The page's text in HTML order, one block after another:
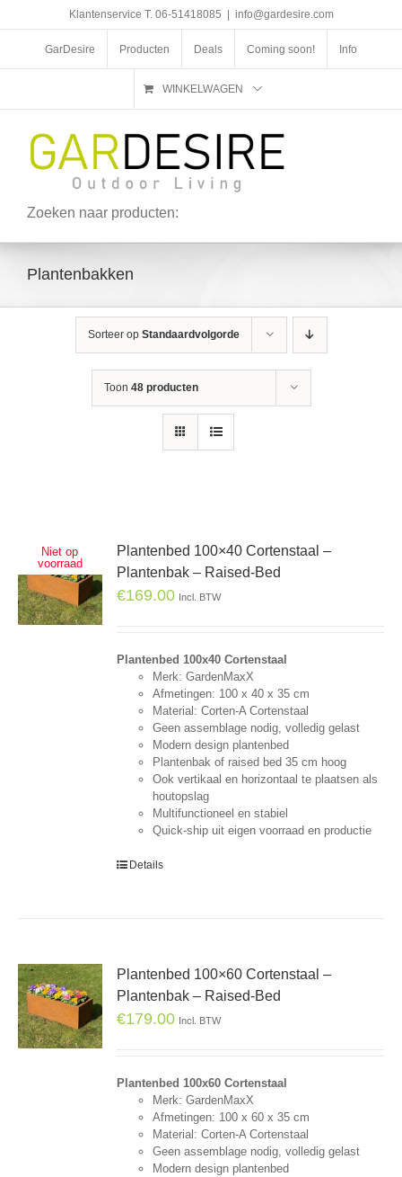
Klantenservice T. 06-51418085 info@gardesire.com
GarDesire Producten Deals Coming soon! Info
WINKELWAGEN
Zoeken naar producten:
Plantenbakken
Sorteer op Standaardvolgorde
Toon 48 producten
Niet op
voorraad
Plantenbed 100×40 Cortenstaal –
Plantenbak – Raised-Bed
€169.00 Incl. BTW
Plantenbed 100x40 Cortenstaal
Merk: GardenMaxX
Afmetingen: 100 x 40 x 35 cm
Material: Corten-A Cortenstaal
Geen assemblage nodig, volledig gelast
Modern design plantenbed
Plantenbak of raised bed 35 cm hoog
Ook vertikaal en horizontaal te plaatsen als
houtopslag
Multifunctioneel en stabiel
Quick-ship uit eigen voorraad en productie
Details
Plantenbed 100×60 Cortenstaal –
Plantenbak – Raised-Bed
€179.00 Incl. BTW
Plantenbed 100x60 Cortenstaal
Merk: GardenMaxX
Afmetingen: 100 x 60 x 35 cm
Material: Corten-A Cortenstaal
Geen assemblage nodig, volledig gelast
Modern design plantenbed